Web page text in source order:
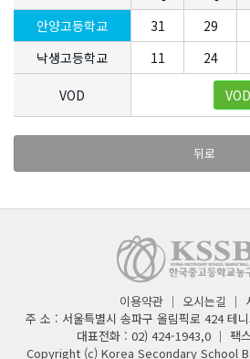
안양고등학교
31 29
낙생고등학교
11 24
VOD VOD
뒤로
이용약관 ｜ 오시는길 ｜
주 소 : 서울특별시 송파구 올림픽로 424 테
대표전화 : 02) 424-1943,0 ｜ 팩
Copyright (c) Korea Secondary School